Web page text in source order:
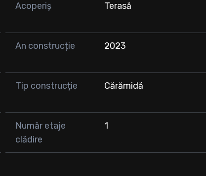
Acoperiș Terasă
An construcție 2023
Tip construcție Cărămidă
Număr etaje
clădire
1